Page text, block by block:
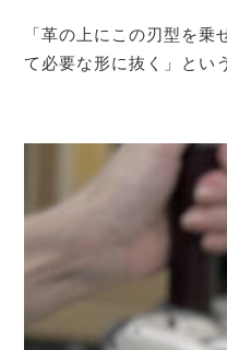
「革の上にこの刃型を
て必要な形に抜く」とい